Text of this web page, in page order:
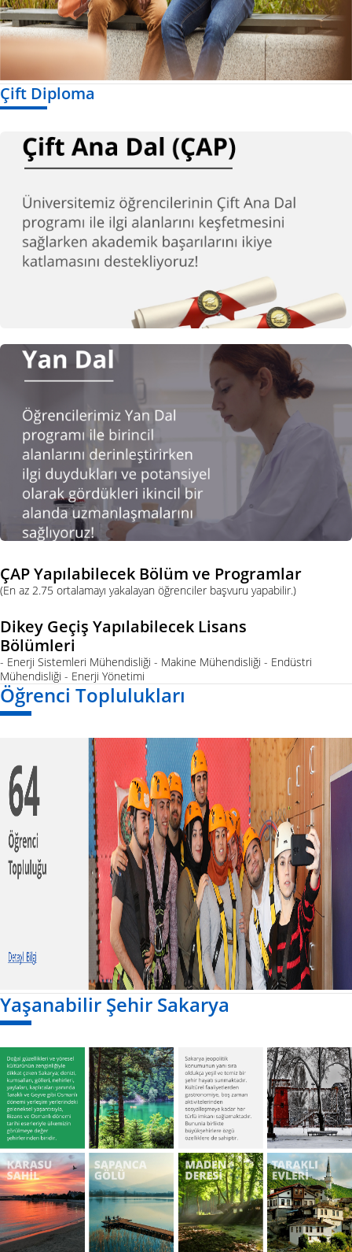
Çift Diploma
ÇAP Yapılabilecek Bölüm ve Programlar
(En az 2.75 ortalamayı yakalayan öğrenciler başvuru yapabilir.)
Dikey Geçiş Yapılabilecek Lisans
Bölümleri
- Enerji Sistemleri Mühendisliği - Makine Mühendisliği - Endüstri
Mühendisliği - Enerji Yönetimi
Öğrenci Toplulukları
Yaşanabilir Şehir Sakarya